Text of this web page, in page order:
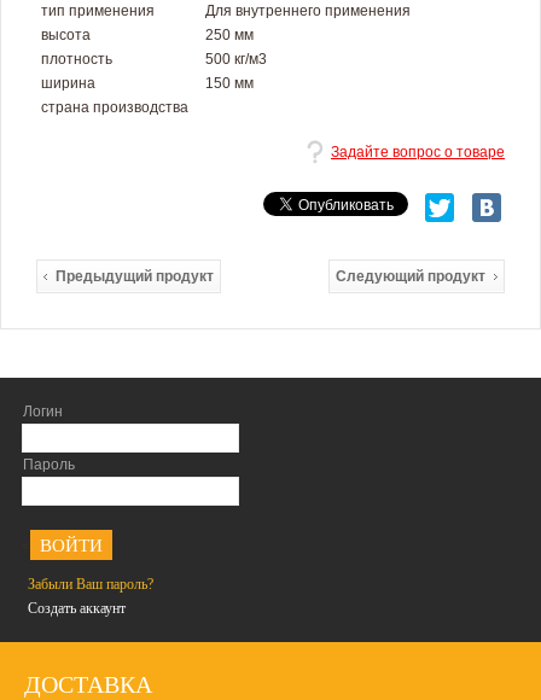
Логин
Пароль
Забыли Ваш пароль?
Создать аккаунт
ДОСТАВКА
тип применения
Для внутреннего применения
высота
250 мм
плотность
500 кг/м3
ширина
150 мм
страна производства
Задайте вопрос о товаре
Предыдущий продукт Следующий продукт